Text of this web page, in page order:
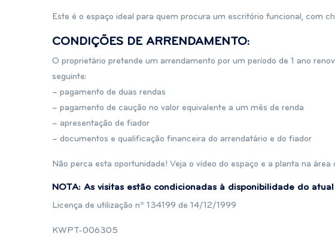
Este é o espaço ideal para quem procura um escritório funcional, com
CONDIÇÕES DE ARRENDAMENTO:
O proprietário pretende um arrendamento por um período de 1 ano
seguinte:
– pagamento de duas rendas
– pagamento de caução no valor equivalente a um mês de renda
– apresentação de fiador
– documentos e qualificação financeira do arrendatário e do fiador
Não perca esta oportunidade! Veja o vídeo do espaço e a planta na
NOTA: As visitas estão condicionadas à disponibilidade do
Licença de utilização nº 134199 de 14/12/1999
KWPT-006305